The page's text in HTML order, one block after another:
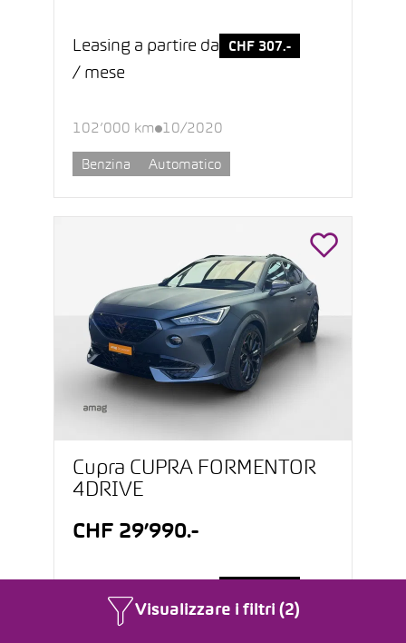
Visualizzare i filtri (2)
Leasing a partire da CHF 307.-
/ mese
102’000 km 10/2020
Benzina Automatico
Cupra CUPRA FORMENTOR
4DRIVE
CHF 29’990.-
/ mese